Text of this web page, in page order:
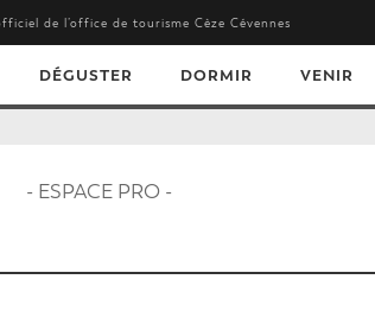
de l’office de tourisme Cèze Cévennes
DÉGUSTER DORMIR VENIR
- ESPACE PRO -